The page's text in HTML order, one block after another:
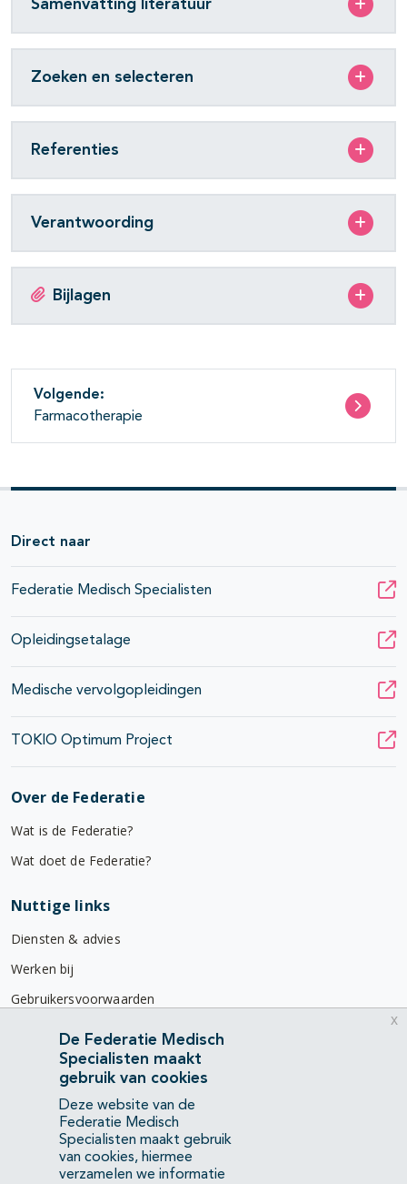
Samenvatting literatuur
Zoeken en selecteren
Referenties
Verantwoording
Bijlagen
Volgende:
Farmacotherapie
Direct naar
Federatie Medisch Specialisten
Opleidingsetalage
Medische vervolgopleidingen
TOKIO Optimum Project
Over de Federatie
Wat is de Federatie?
Wat doet de Federatie?
Nuttige links
Diensten & advies
Werken bij
Gebruikersvoorwaarden
Privacyverklaring
Contact
Mercatorlaan 1200
3528 BL Utrecht
(088) 505 34 34
De Federatie Medisch
Specialisten maakt
gebruik van cookies
Deze website van de
Federatie Medisch
Specialisten maakt gebruik
van cookies, hiermee
verzamelen we informatie
x